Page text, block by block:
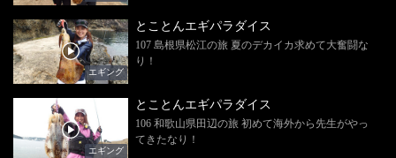
エギング
とことんエギパラダイス
107 島根県松江の旅 夏のデカイカ求めて大奮闘な
り！
エギング
とことんエギパラダイス
106 和歌山県田辺の旅 初めて海外から先生がやっ
てきたなり！